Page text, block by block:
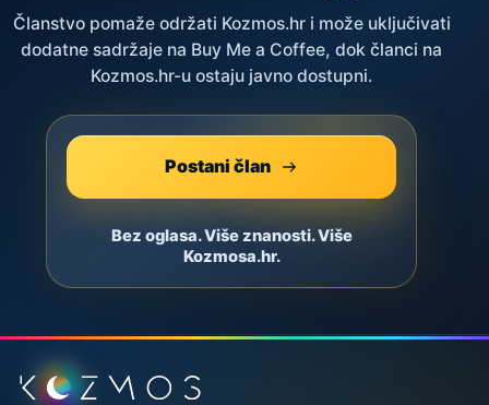
Članstvo pomaže održati Kozmos.hr i može uključivati
dodatne sadržaje na Buy Me a Coffee, dok članci na
Kozmos.hr-u ostaju javno dostupni.
Postani član
Bez oglasa. Više znanosti. Više
Kozmosa.hr.
Podnožje stranice